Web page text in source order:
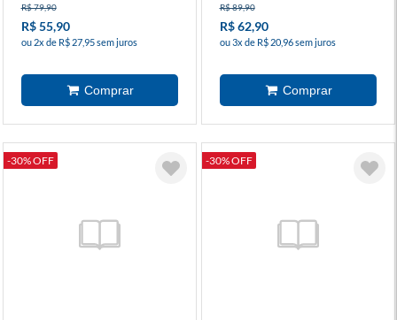
R$ 79,90
R$ 55,90
ou 2x de R$ 27,95 sem juros
R$ 89,90
R$ 62,90
ou 3x de R$ 20,96 sem juros
-30% OFF -30% OFF